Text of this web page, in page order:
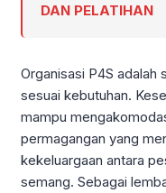
DAN PELATIHAN
Organisasi P4S adalah
sesuai kebutuhan.
mampu
permagangan yang
kekeluargaan antara
semang. Sebagai